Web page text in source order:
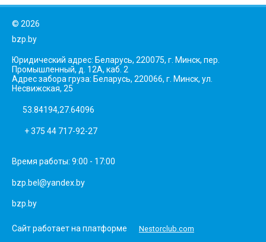
© 2026
bzp.by
Юридический адрес: Беларусь, 220075, г. Минск, пер.
Промышленный, д. 12А, каб. 2
Адрес забора груза: Беларусь, 220066, г. Минск, ул.
Несвижская, 25
53.84194,27.64096
+ 375 44 717-92-27
Время работы: 9:00 - 17:00
bzp.bel@yandex.by
bzp.by
Сайт работает на платформе Nestorclub.com